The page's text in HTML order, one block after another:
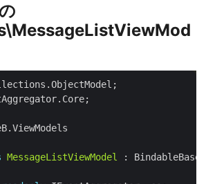
MessageListViewModel